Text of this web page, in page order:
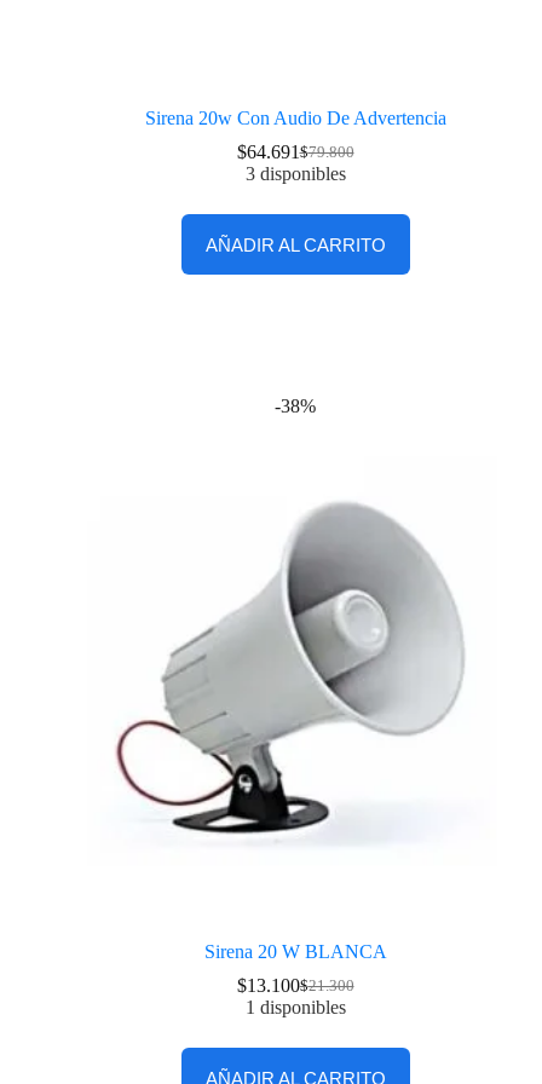
Sirena 20w Con Audio De Advertencia
$79.800
$64.691
3 disponibles
AÑADIR AL CARRITO
-38%
Sirena 20 W BLANCA
$21.300
$13.100
1 disponibles
AÑADIR AL CARRITO